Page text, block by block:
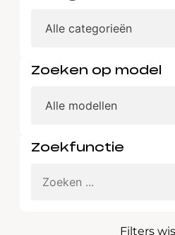
Zoeken op model
Zoekfunctie
Filters